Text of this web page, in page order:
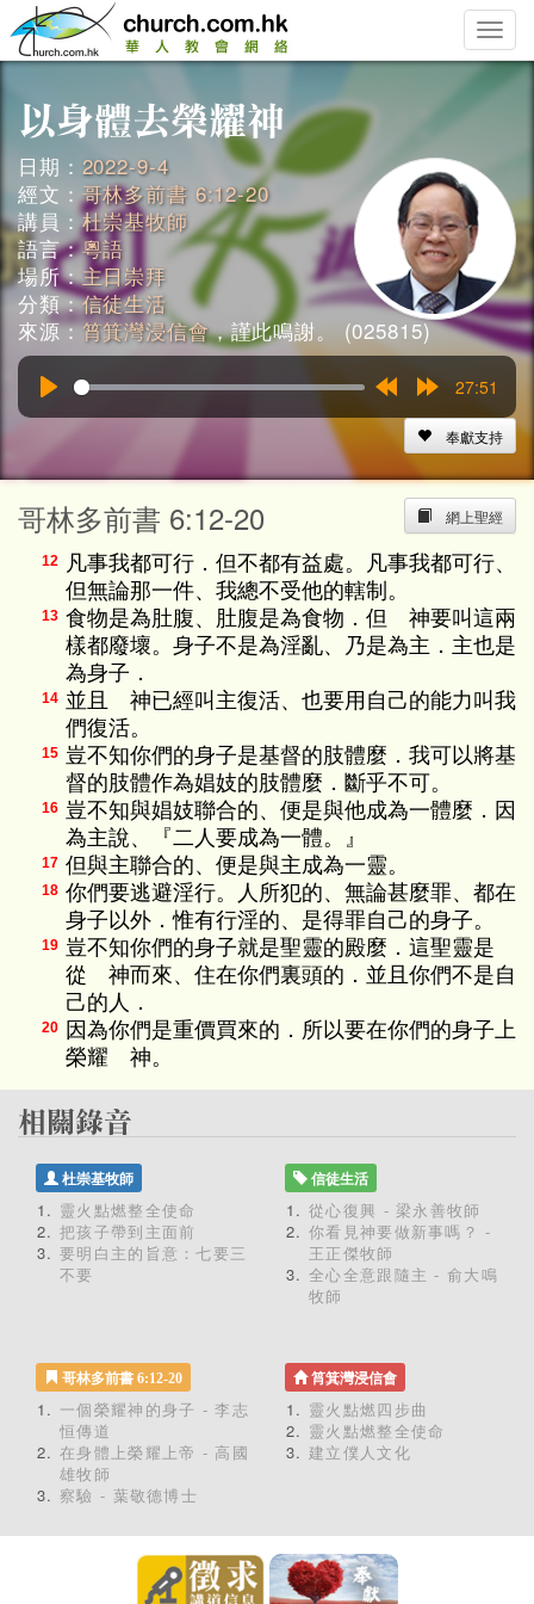
Toggle
日期： 2022-9-4
經文：哥林多前書 6:12-20
講員：杜崇基牧師
語言：粵語
場所：主日崇拜
分類：信徒生活
來源：筲箕灣浸信會，謹此鳴謝。 (025815)
15s
15s
27:51
奉獻支持
網上聖經
哥林多前書 6:12-20
12 凡事我都可行．但不都有益處。凡事我都可行、
但無論那一件、我總不受他的轄制。
13 食物是為肚腹、肚腹是為食物．但 神要叫這兩
樣都廢壞。身子不是為淫亂、乃是為主．主也是
為身子．
14 並且 神已經叫主復活、也要用自己的能力叫我
們復活。
15 豈不知你們的身子是基督的肢體麼．我可以將基
督的肢體作為娼妓的肢體麼．斷乎不可。
16 豈不知與娼妓聯合的、便是與他成為一體麼．因
為主說、『二人要成為一體。』
17 但與主聯合的、便是與主成為一靈。
18 你們要逃避淫行。人所犯的、無論甚麼罪、都在
身子以外．惟有行淫的、是得罪自己的身子。
19 豈不知你們的身子就是聖靈的殿麼．這聖靈是
從 神而來、住在你們裏頭的．並且你們不是自
己的人．
20
因為你們是重價買來的．所以要在你們的身子上
榮耀 神。
杜崇基牧師
靈火點燃整全使命
把孩子帶到主面前
要明白主的旨意：七要三
不要
信徒生活
從心復興 - 梁永善牧師
你看見神要做新事嗎？ -
王正傑牧師
全心全意跟隨主 - 俞大鳴
牧師
哥林多前書 6:12-20
一個榮耀神的身子 - 李志
恒傳道
在身體上榮耀上帝 - 高國
雄牧師
察驗 - 葉敬德博士
筲箕灣浸信會
靈火點燃四步曲
靈火點燃整全使命
建立僕人文化